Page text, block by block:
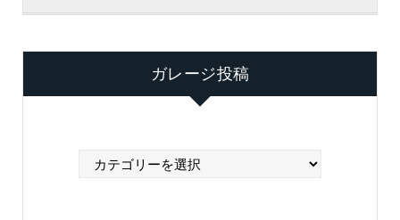
ガレージ投稿
ガ